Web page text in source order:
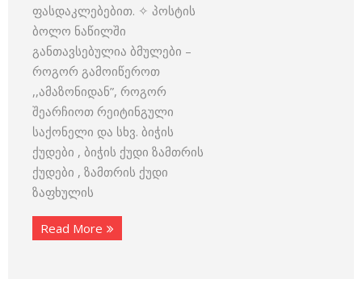
ფასდაკლებებით. ✧ პოსტის
ბოლო ნაწილში
განთავსებულია ბმულები –
როგორ გამოიწეროთ
,,ამაზონიდან”, როგორ
შეარჩიოთ რეიტინგული
საქონელი და სხვ. ბიჭის
ქუდები , ბიჭის ქუდი ზამთრის
ქუდები , ზამთრის ქუდი
ზაფხულის
Read More